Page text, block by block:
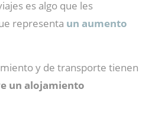
es algo que les
representa un aumento
y de transporte tienen
un alojamiento